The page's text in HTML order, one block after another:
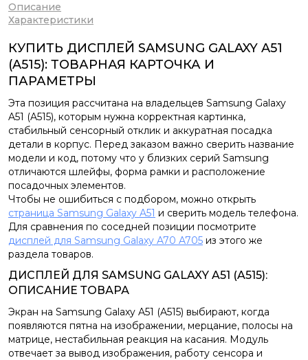
Описание
Характеристики
КУПИТЬ ДИСПЛЕЙ SAMSUNG GALAXY A51
(A515): ТОВАРНАЯ КАРТОЧКА И
ПАРАМЕТРЫ
Эта позиция рассчитана на владельцев Samsung Galaxy
A51 (A515), которым нужна корректная картинка,
стабильный сенсорный отклик и аккуратная посадка
детали в корпус. Перед заказом важно сверить название
модели и код, потому что у близких серий Samsung
отличаются шлейфы, форма рамки и расположение
посадочных элементов.
Чтобы не ошибиться с подбором, можно открыть
страница Samsung Galaxy A51 и сверить модель телефона.
Для сравнения по соседней позиции посмотрите
дисплей для Samsung Galaxy A70 A705 из этого же
раздела товаров.
ДИСПЛЕЙ ДЛЯ SAMSUNG GALAXY A51 (A515):
ОПИСАНИЕ ТОВАРА
Экран на Samsung Galaxy A51 (A515) выбирают, когда
появляются пятна на изображении, мерцание, полосы на
матрице, нестабильная реакция на касания. Модуль
отвечает за вывод изображения, работу сенсора и